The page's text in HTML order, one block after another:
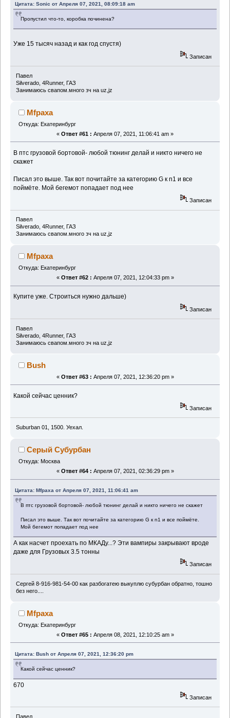
Цитата: Sonic от Апреля 07, 2021, 08:09:18 am
Пропустил что-то, коробка починена?
Уже 15 тысяч назад и как год спустя)
Записан
Павел
Silverado, 4Runner, ГАЗ
Занимаюсь свапом.много зч на uz,jz
Mfpaxa
Откуда: Екатеринбург
« Ответ #61 : Апреля 07, 2021, 11:06:41 am »
В птс грузовой бортовой- любой тюнинг делай и никто ничего не
скажет
Писал это выше. Так вот почитайте за категорию G к n1 и все
поймёте. Мой бегемот попадает под нее
Записан
Павел
Silverado, 4Runner, ГАЗ
Занимаюсь свапом.много зч на uz,jz
Mfpaxa
Откуда: Екатеринбург
« Ответ #62 : Апреля 07, 2021, 12:04:33 pm »
Купите уже. Строиться нужно дальше)
Записан
Павел
Silverado, 4Runner, ГАЗ
Занимаюсь свапом.много зч на uz,jz
Bush
« Ответ #63 : Апреля 07, 2021, 12:36:20 pm »
Какой сейчас ценник?
Записан
Suburban 01, 1500. Уехал.
Серый Субурбан
Откуда: Москва
« Ответ #64 : Апреля 07, 2021, 02:36:29 pm »
Цитата: Mfpaxa от Апреля 07, 2021, 11:06:41 am
В птс грузовой бортовой- любой тюнинг делай и никто ничего не скажет
Писал это выше. Так вот почитайте за категорию G к n1 и все поймёте.
Мой бегемот попадает под нее
А как насчет проехать по МКАДу...? Эти вампиры закрывают вроде
даже для Грузовых 3.5 тонны
Записан
Сергей 8-916-981-54-00 как разбогатею выкуплю субурбан обратно, тошно
без него....
Mfpaxa
Откуда: Екатеринбург
« Ответ #65 : Апреля 08, 2021, 12:10:25 am »
Цитата: Bush от Апреля 07, 2021, 12:36:20 pm
Какой сейчас ценник?
670
Записан
Павел